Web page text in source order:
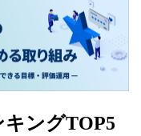
キングTOP5